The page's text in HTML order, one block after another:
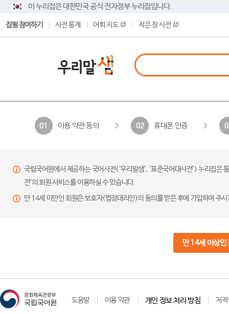
이 누리집은 대한민국 공식 전자정부 누리집입니다.
집필 참여하기 사전 통계 어휘 지도 작은 창 사전
01 이용 약관 동의 02 휴대폰 인증
국립국어원에서 제공하는 국어사전(‘우리말샘’, ‘표준국어대사전’) 누리집
전’의 회원 서비스를 이용하실 수 있습니다.
만 14세 미만인 회원은 보호자(법정대리인)의 동의를 받은 후에 가입하여 주
만 14세 이상인
도움말 이용 약관 개인 정보 처리 방침 저